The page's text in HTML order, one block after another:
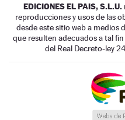
EDICIONES EL PAIS, S.L.U.
reproducciones y usos de las
desde este sitio web a medios
que resulten adecuados a tal
del Real Decreto-ley